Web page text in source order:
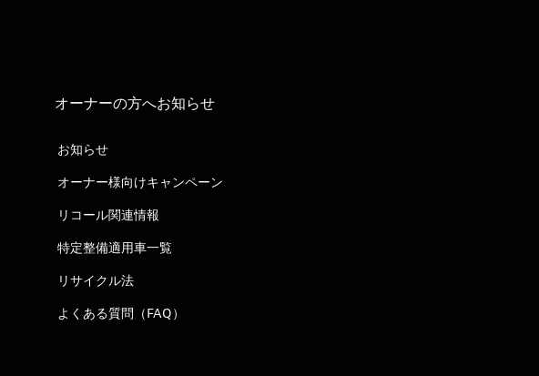
オーナーの方へお知らせ
お知らせ
オーナー様向けキャンペーン
リコール関連情報
特定整備適用車一覧
リサイクル法
よくある質問（FAQ）